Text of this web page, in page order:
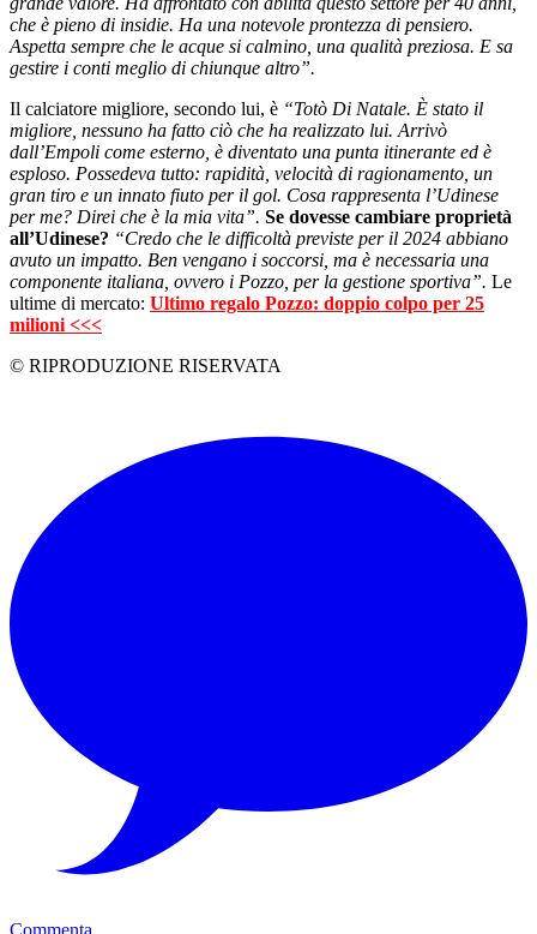
che è pieno di insidie. Ha una notevole prontezza di pensiero.
Aspetta sempre che le acque si calmino, una qualità preziosa. E sa
gestire i conti meglio di chiunque altro”.
Il calciatore migliore, secondo lui, è “Totò Di Natale. È stato il
migliore, nessuno ha fatto ciò che ha realizzato lui. Arrivò
dall’Empoli come esterno, è diventato una punta itinerante ed è
esploso. Possedeva tutto: rapidità, velocità di ragionamento, un
gran tiro e un innato fiuto per il gol. Cosa rappresenta l’Udinese
per me? Direi che è la mia vita”. Se dovesse cambiare proprietà
all’Udinese? “Credo che le difficoltà previste per il 2024 abbiano
avuto un impatto. Ben vengano i soccorsi, ma è necessaria una
componente italiana, ovvero i Pozzo, per la gestione sportiva”. Le
ultime di mercato: Ultimo regalo Pozzo: doppio colpo per 25
milioni <<<
© RIPRODUZIONE RISERVATA
Commenta